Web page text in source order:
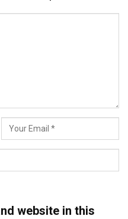
website in this